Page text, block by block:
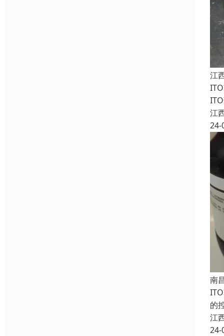
江
江
24-
南
的
江
24-